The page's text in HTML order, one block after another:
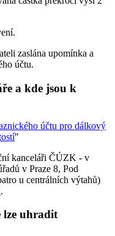
zaslána upomínka a
účtu.
a kde jsou k
účtu pro dálkový
"
kanceláři ČÚZK - v
v Praze 8, Pod
u centrálních výtahů)
.
lze uhradit